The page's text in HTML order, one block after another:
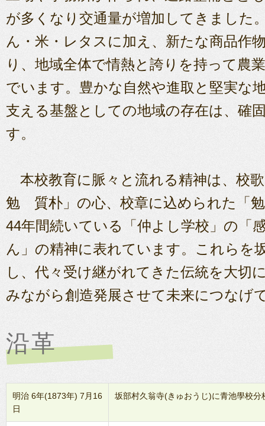
が多くなり交通量が増加してきました
ん・米・レタスに加え、新たな商品作
り、地域全体で情熱と誇りを持って農
でいます。豊かな自然や進取と堅実な
支える基盤としての地域の存在は、確
す。
本校教育に脈々と流れる精神は、校
勉 質朴」の心、校章に込められた「
44年間続いている「仲よし学校」の
ん」の精神に表れています。これらを
し、代々受け継がれてきた伝統を大切
みながら創造発展させて未来につなげ
沿革
明治 6年(1873年) 7月16
日
坂部村久翁寺(きゅおうじ)に青池學校分